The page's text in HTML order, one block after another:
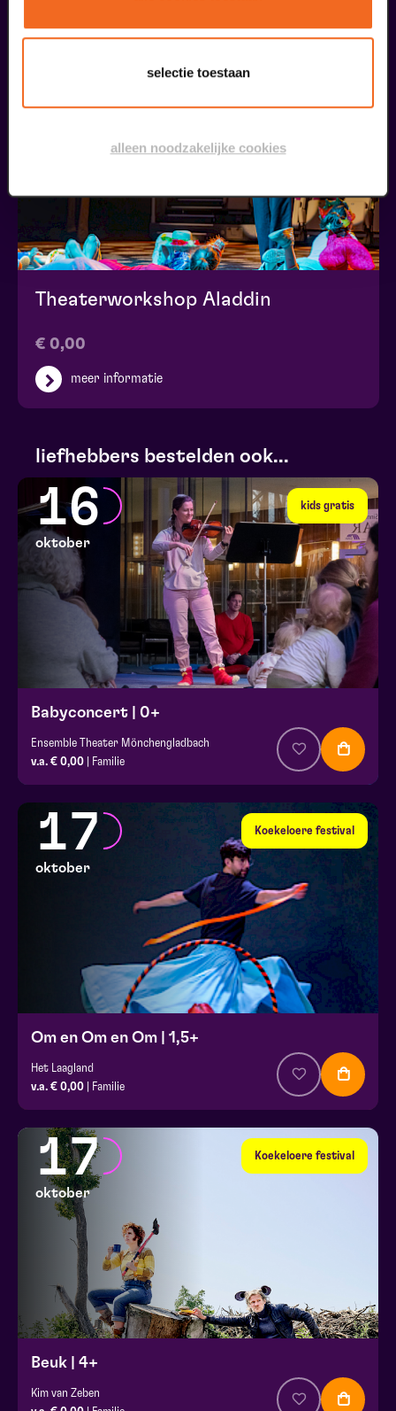
selectie toestaan
alleen noodzakelijke cookies
Theaterworkshop Aladdin
€ 0,00
meer informatie
liefhebbers bestelden ook...
kids gratis
16
oktober
Babyconcert | 0+
Ensemble Theater Mönchengladbach
v.a. € 0,00 | Familie
Koekeloere festival
17
oktober
Om en Om en Om | 1,5+
Het Laagland
v.a. € 0,00 | Familie
Koekeloere festival
17
oktober
Beuk | 4+
Kim van Zeben